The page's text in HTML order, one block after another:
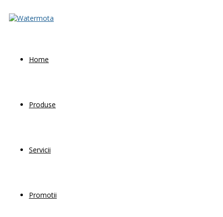
Home
Produse
Servicii
Promotii